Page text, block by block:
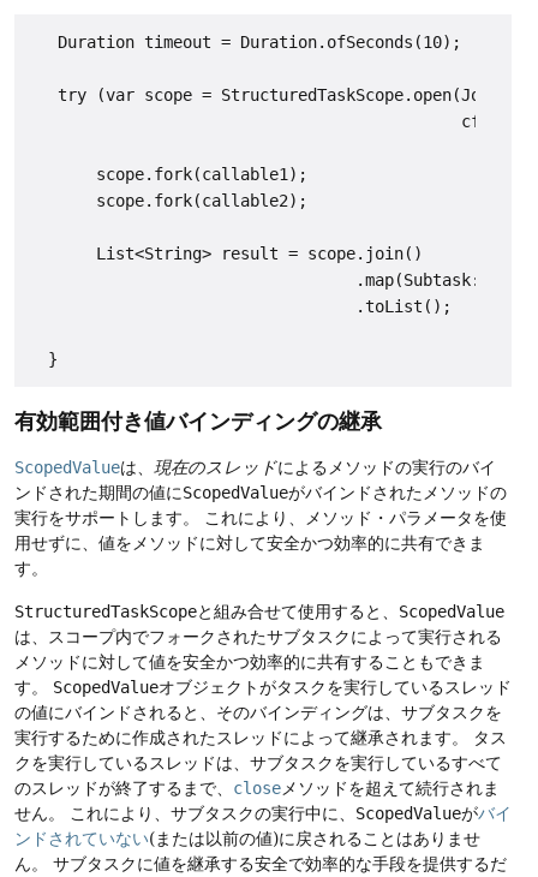
   Duration timeout = Duration.ofSeconds(10);
try (var scope =
cf ->
       scope.fork(callable1);
       scope.fork(callable2);
       List<String> result = scope.join()
                                  .map(Subtask::get)
                                  .toList();
有効範囲付き値バインディングの継承
ScopedValueは、 現在のスレッドによるメソッドの実行のバイ
ンドされた期間の値にScopedValueがバインドされたメソッドの
実行をサポートします。
これにより、メソッド・パラメータを使
用せずに、値をメソッドに対して安全かつ効率的に共有できま
す。
StructuredTaskScopeと組み合せて使用すると、 ScopedValue
は、スコープ内でフォークされたサブタスクによって実行される
メソッドに対して値を安全かつ効率的に共有することもできま
す。
ScopedValueオブジェクトがタスクを実行しているスレッド
の値にバインドされると、そのバインディングは、サブタスクを
実行するために作成されたスレッドによって継承されます。
タス
クを実行しているスレッドは、サブタスクを実行しているすべて
のスレッドが終了するまで、 close メソッドを超えて続行されま
せん。
これにより、サブタスクの実行中に、 ScopedValueがバイ
ンドされていない(または以前の値)に戻されることはありませ
ん。
サブタスクに値を継承する安全で効率的な手段を提供するだ